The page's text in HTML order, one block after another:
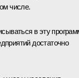
числе.
в эту
достаточно